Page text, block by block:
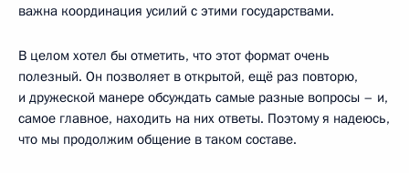
важна координация усилий с этими государствами.
В целом хотел бы отметить, что этот формат очень
полезный. Он позволяет в открытой, ещё раз повторю,
и дружеской манере обсуждать самые разные вопросы – и,
самое главное, находить на них ответы. Поэтому я надеюсь,
что мы продолжим общение в таком составе.